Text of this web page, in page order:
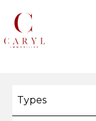
Types